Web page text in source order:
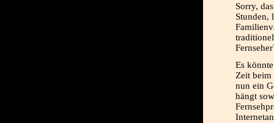
Sorry,
Stunden,
Es
Zeit beim
nun ein
hängt